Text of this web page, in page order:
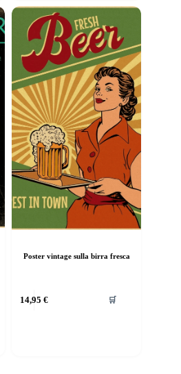
opzioni
possono
essere
scelte
nella
pagina
del
prodotto
Poster vintage sulla birra fresca
14,95 € 🛒
prodotto